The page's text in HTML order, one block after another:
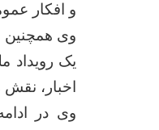
و افکار
وی همچنین
یک رویداد
اخبار،
وی در